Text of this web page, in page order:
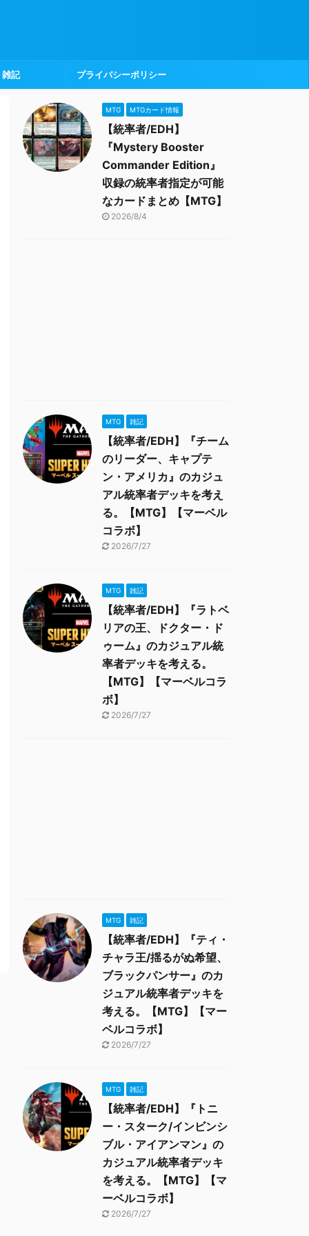
雑記 プライバシーポリシー
MTG MTGカード情報
【統率者/EDH】
『Mystery Booster
Commander Edition』
収録の統率者指定が可能
なカードまとめ【MTG】
2026/8/4
MTG 雑記
【統率者/EDH】『チーム
のリーダー、キャプテ
ン・アメリカ』のカジュ
アル統率者デッキを考え
る。【MTG】【マーベル
コラボ】
2026/7/27
MTG 雑記
【統率者/EDH】『ラトベ
リアの王、ドクター・ド
ゥーム』のカジュアル統
率者デッキを考える。
【MTG】【マーベルコラ
ボ】
2026/7/27
MTG 雑記
【統率者/EDH】『ティ・
チャラ王/揺るがぬ希望、
ブラックパンサー』のカ
ジュアル統率者デッキを
考える。【MTG】【マー
ベルコラボ】
2026/7/27
MTG 雑記
【統率者/EDH】『トニ
ー・スターク/インビンシ
ブル・アイアンマン』の
カジュアル統率者デッキ
を考える。【MTG】【マ
ーベルコラボ】
2026/7/27